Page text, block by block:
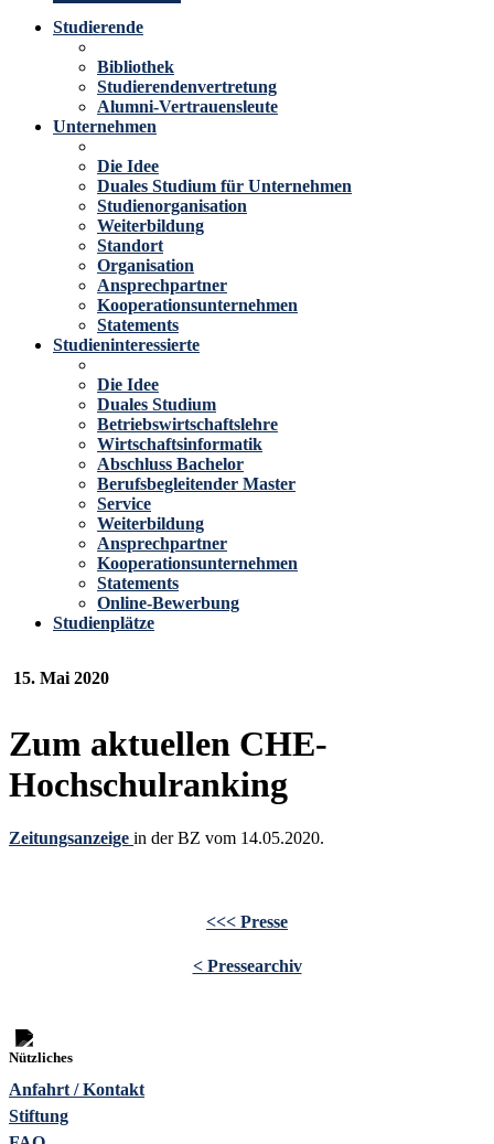
Studierende
Bibliothek
Studierendenvertretung
Alumni-Vertrauensleute
Unternehmen
Die Idee
Duales Studium für Unternehmen
Studienorganisation
Weiterbildung
Standort
Organisation
Ansprechpartner
Kooperationsunternehmen
Statements
Studieninteressierte
Die Idee
Duales Studium
Betriebswirtschaftslehre
Wirtschaftsinformatik
Abschluss Bachelor
Berufsbegleitender Master
Service
Weiterbildung
Ansprechpartner
Kooperationsunternehmen
Statements
Online-Bewerbung
Studienplätze
15. Mai 2020
Zum aktuellen CHE-
Hochschulranking
Zeitungsanzeige in der BZ vom 14.05.2020.
<<< Presse
< Pressearchiv
Nützliches
Anfahrt / Kontakt
Stiftung